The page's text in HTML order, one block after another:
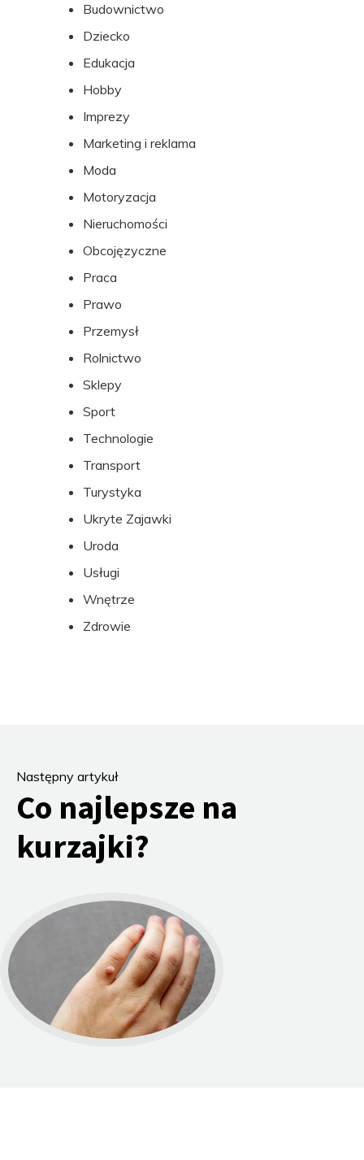
Budownictwo
Dziecko
Edukacja
Hobby
Imprezy
Marketing i reklama
Moda
Motoryzacja
Nieruchomości
Obcojęzyczne
Praca
Prawo
Przemysł
Rolnictwo
Sklepy
Sport
Technologie
Transport
Turystyka
Ukryte Zajawki
Uroda
Usługi
Wnętrze
Zdrowie
Następny artykuł
Co najlepsze na
kurzajki?